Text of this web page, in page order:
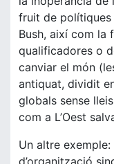
fruit de polítiques
Bush, així com la
qualificadores o
canviar el món
antiquat, dividit
globals sense
com a L’Oest
Un altre